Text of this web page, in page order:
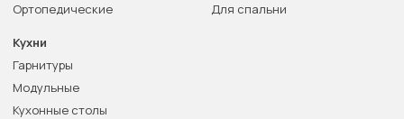
Ортопедические
Для спальни
Кухни
Гарнитуры
Модульные
Кухонные столы